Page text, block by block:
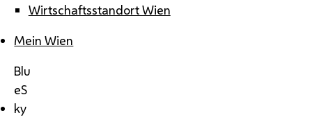
Wirtschaftsstandort Wien
Mein Wien
Blu
eS
ky